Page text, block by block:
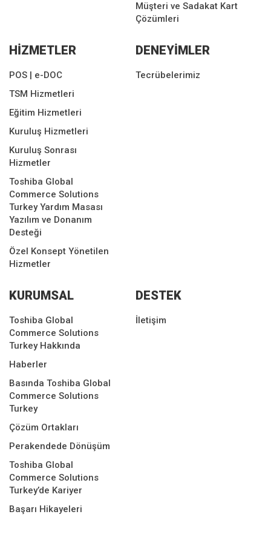
Müşteri ve Sadakat Kart
Çözümleri
HİZMETLER
POS | e-DOC
TSM Hizmetleri
Eğitim Hizmetleri
Kuruluş Hizmetleri
Kuruluş Sonrası
Hizmetler
Toshiba Global
Commerce Solutions
Turkey Yardım Masası
Yazılım ve Donanım
Desteği
Özel Konsept Yönetilen
Hizmetler
DENEYİMLER
Tecrübelerimiz
KURUMSAL
Toshiba Global
Commerce Solutions
Turkey Hakkında
Haberler
Basında Toshiba Global
Commerce Solutions
Turkey
Çözüm Ortakları
Perakendede Dönüşüm
Toshiba Global
Commerce Solutions
Turkey’de Kariyer
Başarı Hikayeleri
DESTEK
İletişim